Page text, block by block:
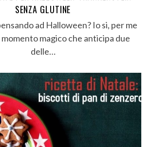
SENZA GLUTINE
ad Halloween? Io si, per me
magico che anticipa due
delle…